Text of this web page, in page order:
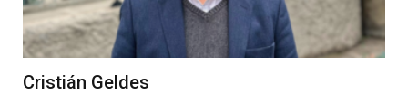
Cristián Geldes